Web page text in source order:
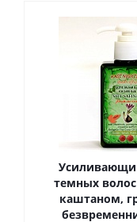
темных
каштаном,